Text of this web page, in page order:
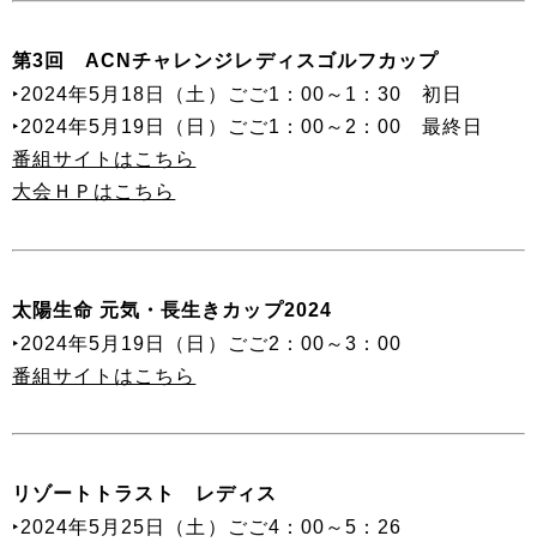
第3回 ACNチャレンジレディスゴルフカップ
‣2024年5月18日（土）ごご1：00～1：30 初日
‣2024年5月19日（日）ごご1：00～2：00 最終日
番組サイトはこちら
大会ＨＰはこちら
太陽生命 元気・長生きカップ2024
‣2024年5月19日（日）ごご2：00～3：00
番組サイトはこちら
リゾートトラスト レディス
‣2024年5月25日（土）ごご4：00～5：26